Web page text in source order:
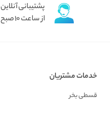
پشتیبانی آنلاین
از ساعت 10 صبح تا 21 شب
خدمات مشتریان
قسطی بخر